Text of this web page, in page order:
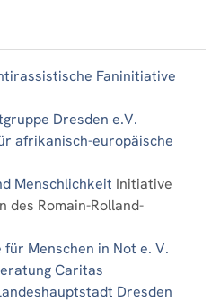
Faninitiative
Dresden e.V.
afrikanisch-europäische
Menschlichkeit Initiative
des Romain-Rolland-
Menschen in Not e. V.
Caritas
Dresden